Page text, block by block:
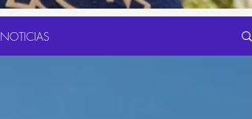
NOTICIAS